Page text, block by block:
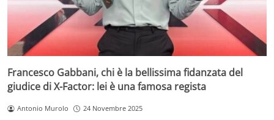
Francesco Gabbani, chi è la bellissima fidanzata del
giudice di X-Factor: lei è una famosa regista
Antonio Murolo 24 Novembre 2025